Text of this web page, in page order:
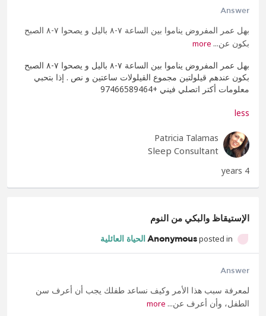
Answer
بهل عمر المفروض يناموا بين الساعة ٧-٨ باليل و يصحوا ٧-٨ الصبح
بكون عن...
بهل عمر المفروض يناموا بين الساعة ٧-٨ باليل و يصحوا ٧-٨ الصبح
بكون عندهم قيلولتين مجموع القيلولات ساعتين و نص . إذا بتحبي
معلومات أكتر اتصلي فيني +97466589464
less
Patricia Talamas
Sleep Consultant
4 years
الإستيقاظ والبكي من النوم
Anonymous posted in الحياة العائلية
Answer
لمعرفة سبب هذا الأمر وكيف نساعد طفلك يجب أن أعرف سن
الطفل، وأن أعرف عن...